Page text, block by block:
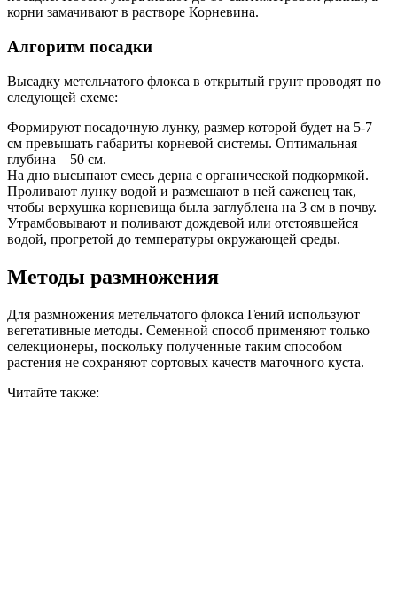
корни замачивают в растворе Корневина.
Алгоритм посадки
Высадку метельчатого флокса в открытый грунт проводят по
следующей схеме:
Формируют посадочную лунку, размер которой будет на 5-7
см превышать габариты корневой системы. Оптимальная
глубина – 50 см.
На дно высыпают смесь дерна с органической подкормкой.
Проливают лунку водой и размешают в ней саженец так,
чтобы верхушка корневища была заглублена на 3 см в почву.
Утрамбовывают и поливают дождевой или отстоявшейся
водой, прогретой до температуры окружающей среды.
Методы размножения
Для размножения метельчатого флокса Гений используют
вегетативные методы. Семенной способ применяют только
селекционеры, поскольку полученные таким способом
растения не сохраняют сортовых качеств маточного куста.
Читайте также: